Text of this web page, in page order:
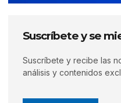
Suscríbete y se
Suscríbete y recibe las
análisis y contenidos